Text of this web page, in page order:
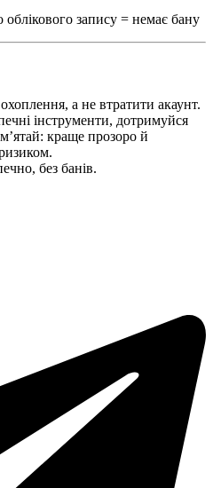
запису = немає бану
а не втратити акаунт.
інструменти, дотримуйся
краще прозоро й
без банів.